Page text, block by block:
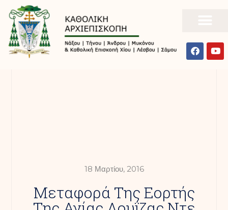
18 Μαρτίου, 2016
Μεταφορά Της Εορτής